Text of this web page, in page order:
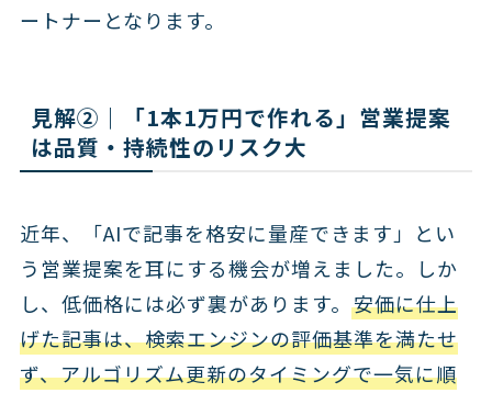
ートナーとなります。
見解②｜「1本1万円で作れる」営業提案
は品質・持続性のリスク大
近年、「AIで記事を格安に量産できます」とい
う営業提案を耳にする機会が増えました。しか
し、低価格には必ず裏があります。 安価に仕上
げた記事は、検索エンジンの評価基準を満たせ
ず、アルゴリズム更新のタイミングで一気に順